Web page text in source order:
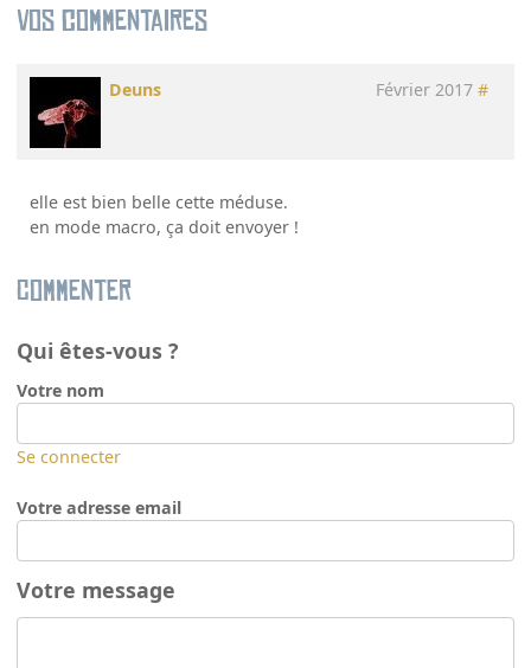
Vos commentaires
Deuns Février 2017 #
elle est bien belle cette méduse.
en mode macro, ça doit envoyer !
Commenter
Qui êtes-vous ?
Votre nom
Se connecter
Votre adresse email
Votre message